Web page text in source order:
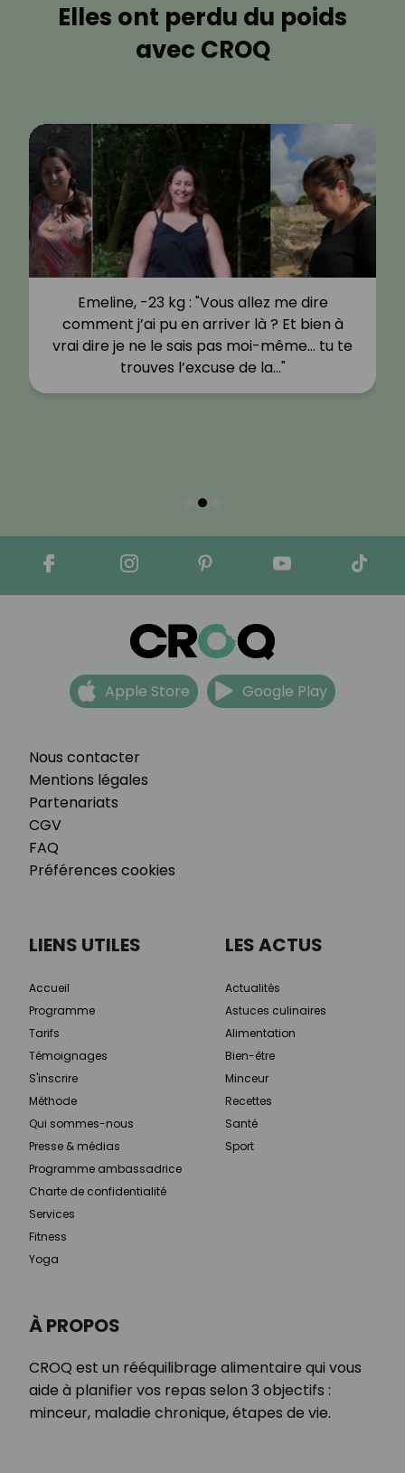
Elles ont perdu du poids
avec CROQ
Emeline, -23 kg : "Vous allez me dire
comment j’ai pu en arriver là ? Et bien à
vrai dire je ne le sais pas moi-même… tu te
trouves l’excuse de la…"
Nous contacter
Mentions légales
Partenariats
CGV
FAQ
Préférences cookies
Apple Store Google Play
À PROPOS
CROQ est un rééquilibrage alimentaire qui vous
aide à planifier vos repas selon 3 objectifs :
minceur, maladie chronique, étapes de vie.
LIENS UTILES
Accueil
Programme
Tarifs
Témoignages
S'inscrire
Méthode
Qui sommes-nous
Presse & médias
Programme ambassadrice
Charte de confidentialité
Services
Fitness
Yoga
LES ACTUS
Actualités
Astuces culinaires
Alimentation
Bien-être
Minceur
Recettes
Santé
Sport